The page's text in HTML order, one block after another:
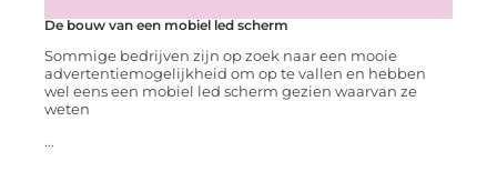
De bouw van een mobiel led scherm
Sommige bedrijven zijn op zoek naar een mooie
advertentiemogelijkheid om op te vallen en hebben
wel eens een mobiel led scherm gezien waarvan ze
weten
...